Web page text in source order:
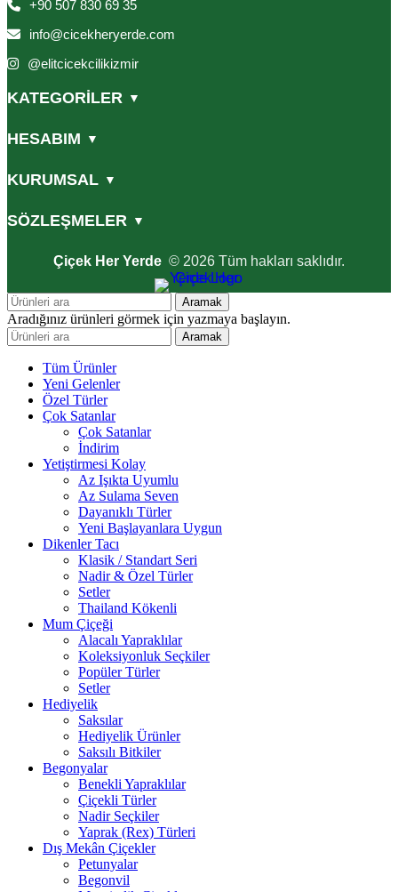
+90 507 830 69 35
info@cicekheryerde.com
@elitcicekcilikizmir
KATEGORİLER ▼
HESABIM ▼
KURUMSAL ▼
SÖZLEŞMELER ▼
Çiçek Her Yerde © 2026 Tüm hakları saklıdır.
Aramak
Aradığınız ürünleri görmek için yazmaya başlayın.
Aramak
Tüm Ürünler
Yeni Gelenler
Özel Türler
Çok Satanlar
Çok Satanlar
İndirim
Yetiştirmesi Kolay
Az Işıkta Uyumlu
Az Sulama Seven
Dayanıklı Türler
Yeni Başlayanlara Uygun
Dikenler Tacı
Klasik / Standart Seri
Nadir & Özel Türler
Setler
Thailand Kökenli
Mum Çiçeği
Alacalı Yapraklılar
Koleksiyonluk Seçkiler
Popüler Türler
Setler
Hediyelik
Saksılar
Hediyelik Ürünler
Saksılı Bitkiler
Begonyalar
Benekli Yapraklılar
Çiçekli Türler
Nadir Seçkiler
Yaprak (Rex) Türleri
Dış Mekân Çiçekler
Petunyalar
Begonvil